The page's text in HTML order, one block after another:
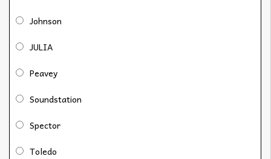
Johnson
JULIA
Peavey
Soundstation
Spector
Toledo